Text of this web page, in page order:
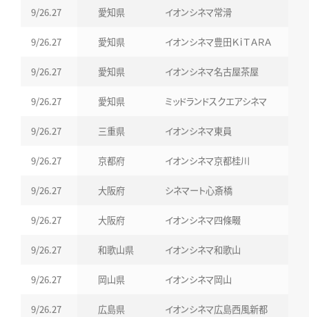
9/26.27 愛知県 イオンシネマ常滑
9/26.27 愛知県 イオンシネマ豊田ＫｉＴＡＲＡ
9/26.27 愛知県 イオンシネマ名古屋茶屋
9/26.27 愛知県 ミッドランドスクエアシネマ
9/26.27 三重県 イオンシネマ東員
9/26.27 京都府 イオンシネマ京都桂川
9/26.27 大阪府 シネマート心斎橋
9/26.27 大阪府 イオンシネマ四條畷
9/26.27 和歌山県 イオンシネマ和歌山
9/26.27 岡山県 イオンシネマ岡山
9/26.27 広島県 イオンシネマ広島西風新都